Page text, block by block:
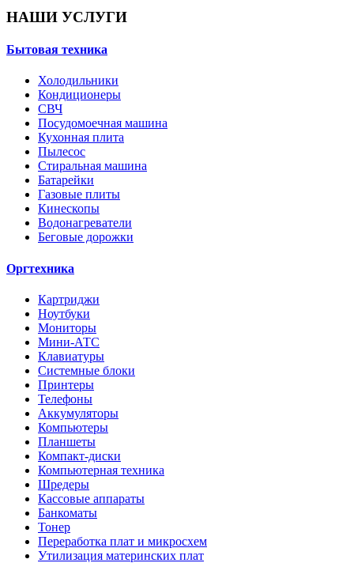
НАШИ УСЛУГИ
Бытовая техника
Холодильники
Кондиционеры
СВЧ
Посудомоечная машина
Кухонная плита
Пылесос
Стиральная машина
Батарейки
Газовые плиты
Кинескопы
Водонагреватели
Беговые дорожки
Оргтехника
Картриджи
Ноутбуки
Мониторы
Мини-АТС
Клавиатуры
Системные блоки
Принтеры
Телефоны
Аккумуляторы
Компьютеры
Планшеты
Компакт-диски
Компьютерная техника
Шредеры
Кассовые аппараты
Банкоматы
Тонер
Переработка плат и микросхем
Утилизация материнских плат